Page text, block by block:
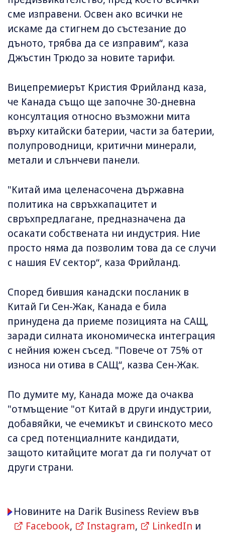
сме изправени. Освен ако всички не
искаме да стигнем до състезание до
дъното, трябва да се изправим“, каза
Джъстин Трюдо за новите тарифи.
Вицепремиерът Кристия Фрийланд каза,
че Канада също ще започне 30-дневна
консултация относно възможни мита
върху китайски батерии, части за батерии,
полупроводници, критични минерали,
метали и слънчеви панели.
"Китай има целенасочена държавна
политика на свръхкапацитет и
свръхпредлагане, предназначена да
осакати собствената ни индустрия. Ние
просто няма да позволим това да се случи
с нашия EV сектор“, каза Фрийланд.
Според бившия канадски посланик в
Китай Ги Сен-Жак, Канада е била
принудена да приеме позицията на САЩ,
заради силната икономическа интеграция
с нейния южен съсед. "Повече от 75% от
износа ни отива в САЩ“, казва Сен-Жак.
По думите му, Канада може да очаква
"отмъщение "от Китай в други индустрии,
добавяйки, че ечемикът и свинското месо
са сред потенциалните кандидати,
защото китайците могат да ги получат от
други страни.
Новините на Darik Business Review във
Facebook, Instagram, LinkedIn и